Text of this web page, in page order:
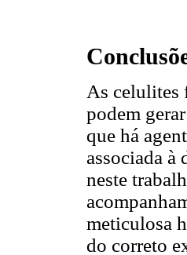
As celulites
podem
que há
associada à
neste
meticulosa
do correto